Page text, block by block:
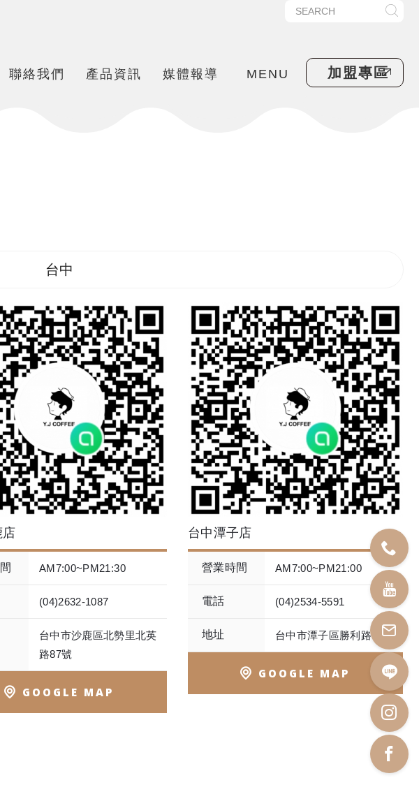
聯絡我們 產品資訊 媒體報導 MENU 加盟專區
台中
店
AM7:00~PM21:30
(04)2632-1087
台中市沙鹿區北勢里北英
路87號
GOOGLE MAP
台中潭子店
營業時間 AM7:00~PM21:00
電話 (04)2534-5591
地址 台中市潭子區勝利路157號
GOOGLE MAP